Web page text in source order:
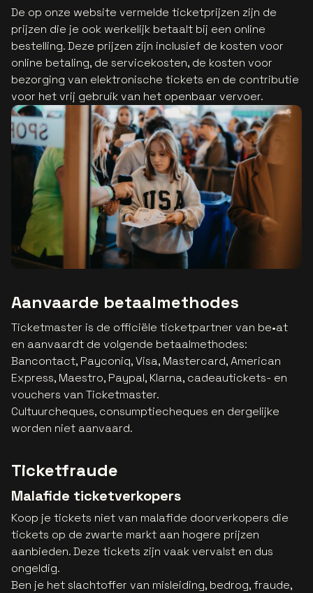
De op onze website vermelde ticketprijzen zijn de
prijzen die je ook werkelijk betaalt bij een online
bestelling. Deze prijzen zijn inclusief de kosten voor
online betaling, de servicekosten, de kosten voor
bezorging van elektronische tickets en de contributie
voor het vrij gebruik van het openbaar vervoer.
Aanvaarde betaalmethodes
Ticketmaster is de officiële ticketpartner van be•at
en aanvaardt de volgende betaalmethodes:
Bancontact, Payconiq, Visa, Mastercard, American
Express, Maestro, Paypal, Klarna, cadeautickets- en
vouchers van Ticketmaster.
Cultuurcheques, consumptiecheques en dergelijke
worden niet aanvaard.
Ticketfraude
Malafide ticketverkopers
Koop je tickets niet van malafide doorverkopers die
tickets op de zwarte markt aan hogere prijzen
aanbieden. Deze tickets zijn vaak vervalst en dus
ongeldig.
Ben je het slachtoffer van misleiding, bedrog, fraude,